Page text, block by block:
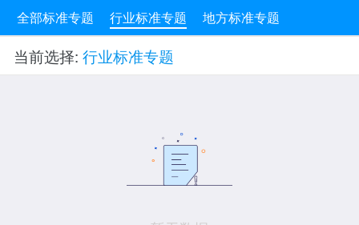
全部标准专题 行业标准专题 地方标准专题
当前选择: 行业标准专题